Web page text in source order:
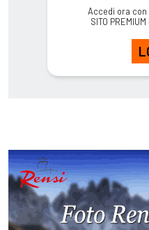
Accedi ora
SITO